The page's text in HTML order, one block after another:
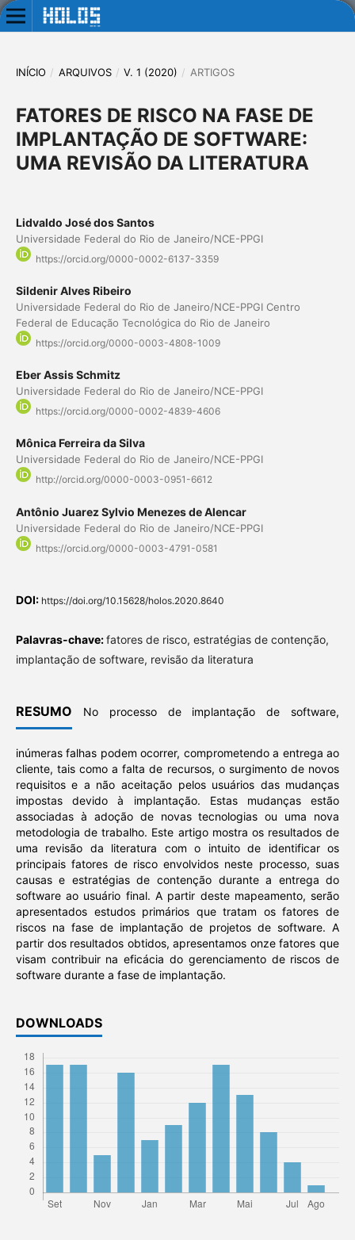
INÍCIO / ARQUIVOS / V. 1 (2020) / ARTIGOS
FATORES DE RISCO NA FASE DE
IMPLANTAÇÃO DE SOFTWARE:
UMA REVISÃO DA LITERATURA
Lidvaldo José dos Santos
Universidade Federal do Rio de Janeiro/NCE-PPGI
https://orcid.org/0000-0002-6137-3359
Sildenir Alves Ribeiro
Universidade Federal do Rio de Janeiro/NCE-PPGI Centro
Federal de Educação Tecnológica do Rio de Janeiro
https://orcid.org/0000-0003-4808-1009
Eber Assis Schmitz
Universidade Federal do Rio de Janeiro/NCE-PPGI
https://orcid.org/0000-0002-4839-4606
Mônica Ferreira da Silva
Universidade Federal do Rio de Janeiro/NCE-PPGI
http://orcid.org/0000-0003-0951-6612
Antônio Juarez Sylvio Menezes de Alencar
Universidade Federal do Rio de Janeiro/NCE-PPGI
https://orcid.org/0000-0003-4791-0581
DOI: https://doi.org/10.15628/holos.2020.8640
Palavras-chave:fatores de risco, estratégias de contenção,
implantação de software, revisão da literatura
RESUMO No processo de implantação de software,
inúmeras falhas podem ocorrer, comprometendo a entrega ao
cliente, tais como a falta de recursos, o surgimento de novos
requisitos e a não aceitação pelos usuários das mudanças
impostas devido à implantação. Estas mudanças estão
associadas à adoção de novas tecnologias ou uma nova
metodologia de trabalho. Este artigo mostra os resultados de
uma revisão da literatura com o intuito de identificar os
principais fatores de risco envolvidos neste processo, suas
causas e estratégias de contenção durante a entrega do
software ao usuário final. A partir deste mapeamento, serão
apresentados estudos primários que tratam os fatores de
riscos na fase de implantação de projetos de software. A
partir dos resultados obtidos, apresentamos onze fatores que
visam contribuir na eficácia do gerenciamento de riscos de
software durante a fase de implantação.
DOWNLOADS